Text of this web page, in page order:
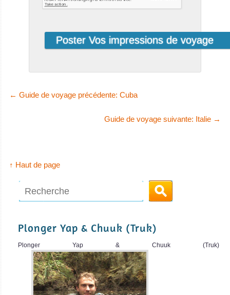
← Guide de voyage précédente: Cuba
Guide de voyage suivante: Italie →
↑ Haut de page
Plonger Yap & Chuuk (Truk)
Plonger Yap & Chuuk (Truk)